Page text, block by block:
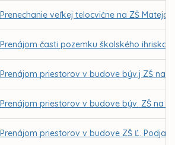
Prenechanie veľkej telocvične na ZŠ
Prenájom časti pozemku školského ihriska
Prenájom priestorov v budove býv.j ZŠ na
Prenájom priestorov v budove býv. ZŠ na
Prenájom priestorov v budove ZŠ Ľ.